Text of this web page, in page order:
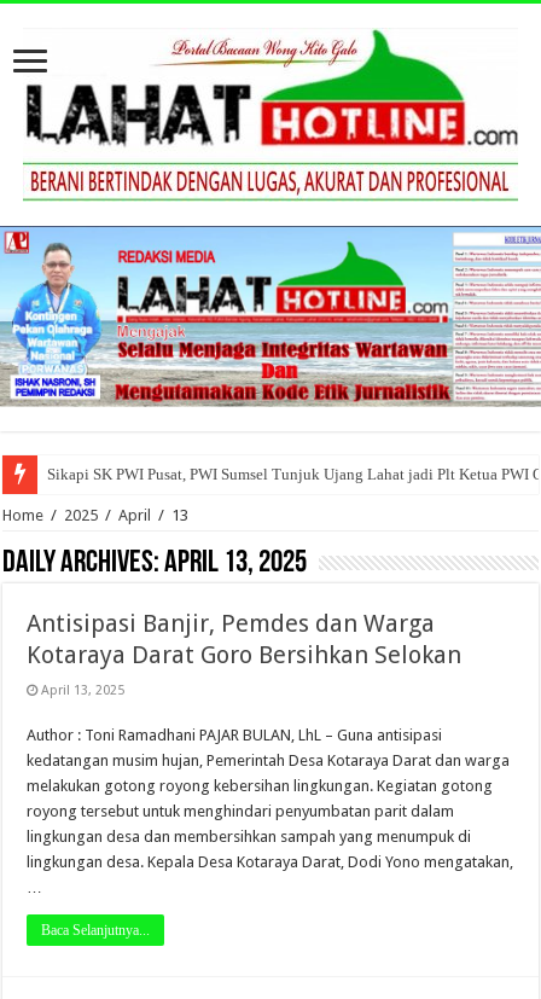
Sikapi SK PWI Pusat, PWI Sumsel Tunjuk Ujang Lahat jadi Plt Ketua PWI
Home / 2025 / April / 13
Daily Archives:April 13, 2025
Antisipasi Banjir, Pemdes dan Warga
Kotaraya Darat Goro Bersihkan Selokan
April 13, 2025
Author : Toni Ramadhani PAJAR BULAN, LhL – Guna antisipasi
kedatangan musim hujan, Pemerintah Desa Kotaraya Darat dan warga
melakukan gotong royong kebersihan lingkungan. Kegiatan gotong
royong tersebut untuk menghindari penyumbatan parit dalam
lingkungan desa dan membersihkan sampah yang menumpuk di
lingkungan desa. Kepala Desa Kotaraya Darat, Dodi Yono mengatakan,
…
Baca Selanjutnya...